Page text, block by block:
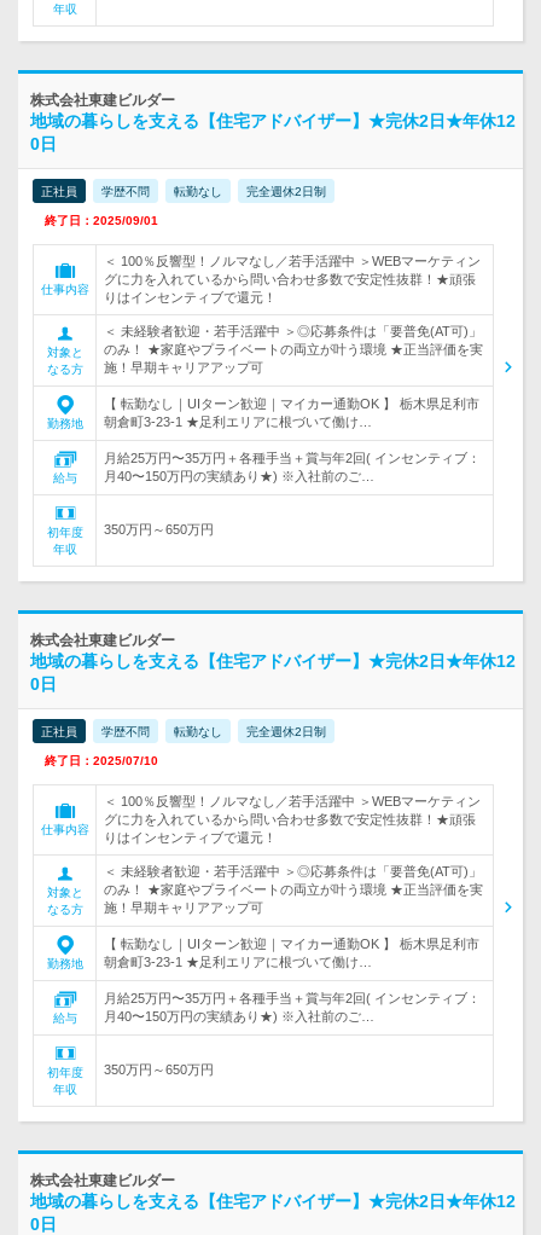
年収
株式会社東建ビルダー
地域の暮らしを支える【住宅アドバイザー】★完休2日★年休12
0日
正社員 学歴不問 転勤なし 完全週休2日制
終了日：2025/09/01
仕事内容
＜ 100％反響型！ノルマなし／若手活躍中 ＞WEBマーケティン
グに力を入れているから問い合わせ多数で安定性抜群！★頑張
りはインセンティブで還元！
対象と
なる方
＜ 未経験者歓迎・若手活躍中 ＞◎応募条件は「要普免(AT可)」
のみ！ ★家庭やプライベートの両立が叶う環境 ★正当評価を実
施！早期キャリアアップ可
勤務地
【 転勤なし｜UIターン歓迎｜マイカー通勤OK 】 栃木県足利市
朝倉町3-23-1 ★足利エリアに根づいて働け…
給与
月給25万円〜35万円＋各種手当＋賞与年2回( インセンティブ：
月40〜150万円の実績あり★) ※入社前のご…
初年度
年収
350万円～650万円
株式会社東建ビルダー
地域の暮らしを支える【住宅アドバイザー】★完休2日★年休12
0日
正社員 学歴不問 転勤なし 完全週休2日制
終了日：2025/07/10
仕事内容
＜ 100％反響型！ノルマなし／若手活躍中 ＞WEBマーケティン
グに力を入れているから問い合わせ多数で安定性抜群！★頑張
りはインセンティブで還元！
対象と
なる方
＜ 未経験者歓迎・若手活躍中 ＞◎応募条件は「要普免(AT可)」
のみ！ ★家庭やプライベートの両立が叶う環境 ★正当評価を実
施！早期キャリアアップ可
勤務地
【 転勤なし｜UIターン歓迎｜マイカー通勤OK 】 栃木県足利市
朝倉町3-23-1 ★足利エリアに根づいて働け…
給与
月給25万円〜35万円＋各種手当＋賞与年2回( インセンティブ：
月40〜150万円の実績あり★) ※入社前のご…
初年度
年収
350万円～650万円
株式会社東建ビルダー
地域の暮らしを支える【住宅アドバイザー】★完休2日★年休12
0日